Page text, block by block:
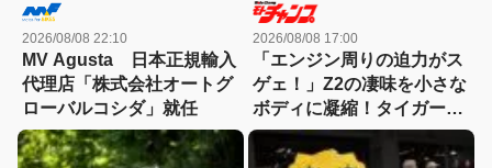
2026/08/08 22:10
MV Agusta 日本正規輸入
代理店「株式会社オートグ
ローバルコシダ」就任
2026/08/08 17:00
「エンジン周りの迫力がス
ゲェ！」Z2の凄味を小さな
ボディに凝縮！タイガーラ
インまで自家塗装した秀逸
モンキー